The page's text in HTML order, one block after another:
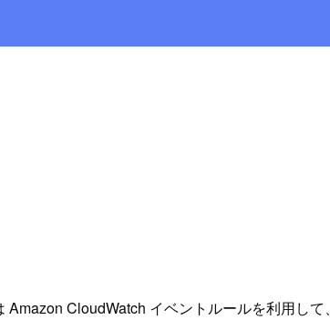
CloudWatch イベントルールを利用して、